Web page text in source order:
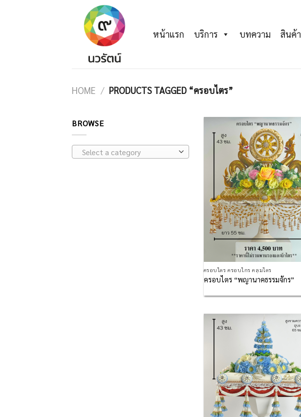
หน้าแรก บริการ บทความ สินค้า
HOME / PRODUCTS TAGGED “ครอบไตร”
BROWSE
Select a category
ครอบไตร ครอบไกร คลุมไตร
ครอบไตร “พญานาคธรรมจักร”